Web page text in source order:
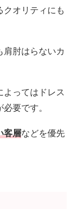
オリティにも
肩肘はらないカ
ってはドレス
要です。
客層などを優先